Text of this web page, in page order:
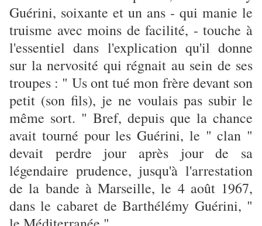
Guérini, soixante et un ans - qui manie le
truisme avec moins de facilité, - touche à
l'essentiel dans l'explication qu'il donne
sur la nervosité qui régnait au sein de ses
troupes : " Us ont tué mon frère devant son
petit (son fils), je ne voulais pas subir le
même sort. " Bref, depuis que la chance
avait tourné pour les Guérini, le " clan "
devait perdre jour après jour de sa
légendaire prudence, jusqu'à l'arrestation
de la bande à Marseille, le 4 août 1967,
dans le cabaret de Barthélémy Guérini, "